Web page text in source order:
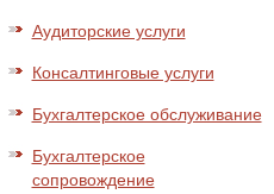
Аудиторские услуги
Консалтинговые услуги
Бухгалтерское обслуживание
Бухгалтерское
сопровождение